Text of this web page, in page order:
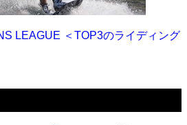
LEAGUE ＜TOP3のライディング